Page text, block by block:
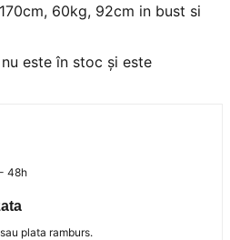
60kg, 92cm in bust si
este în stoc și este
48h
plata ramburs.